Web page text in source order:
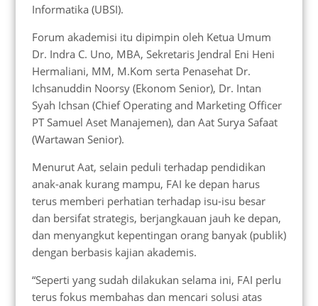
Informatika (UBSI).
Forum akademisi itu dipimpin oleh Ketua Umum
Dr. Indra C. Uno, MBA, Sekretaris Jendral Eni Heni
Hermaliani, MM, M.Kom serta Penasehat Dr.
Ichsanuddin Noorsy (Ekonom Senior), Dr. Intan
Syah Ichsan (Chief Operating and Marketing Officer
PT Samuel Aset Manajemen), dan Aat Surya Safaat
(Wartawan Senior).
Menurut Aat, selain peduli terhadap pendidikan
anak-anak kurang mampu, FAI ke depan harus
terus memberi perhatian terhadap isu-isu besar
dan bersifat strategis, berjangkauan jauh ke depan,
dan menyangkut kepentingan orang banyak (publik)
dengan berbasis kajian akademis.
“Seperti yang sudah dilakukan selama ini, FAI perlu
terus fokus membahas dan mencari solusi atas